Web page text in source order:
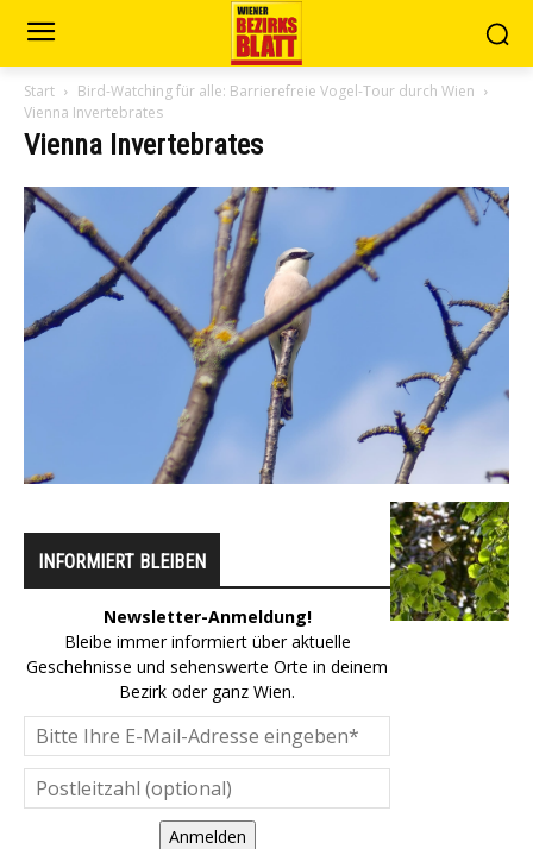
Start
Bird-Watching für alle: Barrierefreie Vogel-Tour durch Wien
Vienna Invertebrates
Vienna Invertebrates
INFORMIERT BLEIBEN
Newsletter-Anmeldung!
Bleibe immer informiert über aktuelle
Geschehnisse und sehenswerte Orte in deinem
Bezirk oder ganz Wien.
Anmelden